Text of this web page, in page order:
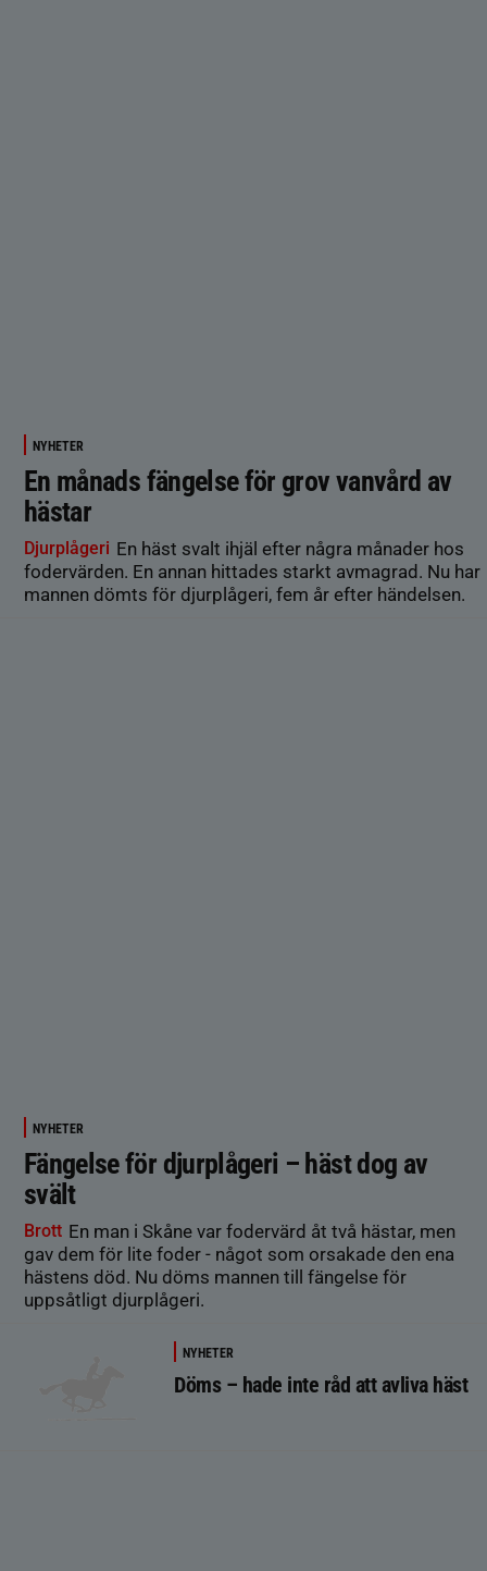
NYHETER
En månads fängelse för grov vanvård av
hästar
Djurplågeri En häst svalt ihjäl efter några månader hos
fodervärden. En annan hittades starkt avmagrad. Nu har
mannen dömts för djurplågeri, fem år efter händelsen.
NYHETER
Fängelse för djurplågeri – häst dog av
svält
Brott En man i Skåne var fodervärd åt två hästar, men
gav dem för lite foder - något som orsakade den ena
hästens död. Nu döms mannen till fängelse för
uppsåtligt djurplågeri.
NYHETER
Döms – hade inte råd att avliva häst